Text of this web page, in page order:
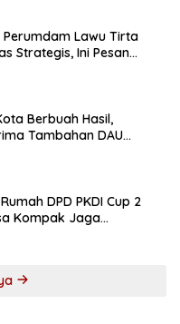
Perumdam Lawu Tirta
Strategis, Ini Pesan
Berbuah Hasil,
Tambahan DAU
DPD PKDI Cup 2
Kompak Jaga